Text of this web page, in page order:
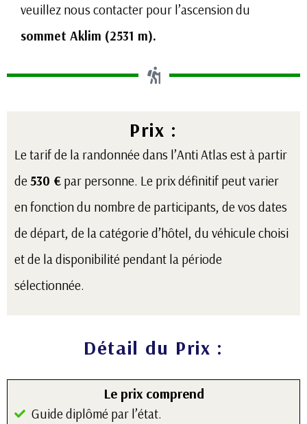
veuillez nous contacter pour l’ascension du
sommet Aklim (2531 m).
Prix :
Le tarif de la randonnée dans l’Anti Atlas est à partir
de530 € par personne. Le prix définitif peut varier
en fonction du nombre de participants, de vos dates
de départ, de la catégorie d’hôtel, du véhicule choisi
et de la disponibilité pendant la période
sélectionnée.
Détail du Prix :
Le prix comprend
Guide diplômé par l’état.